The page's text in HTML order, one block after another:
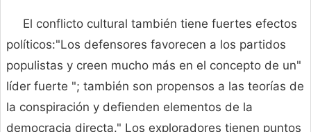
El conflicto cultural también tiene fuertes efectos
políticos:"Los defensores favorecen a los partidos
populistas y creen mucho más en el concepto de un"
líder fuerte "; también son propensos a las teorías de
la conspiración y defienden elementos de la
democracia directa." Los exploradores tienen puntos